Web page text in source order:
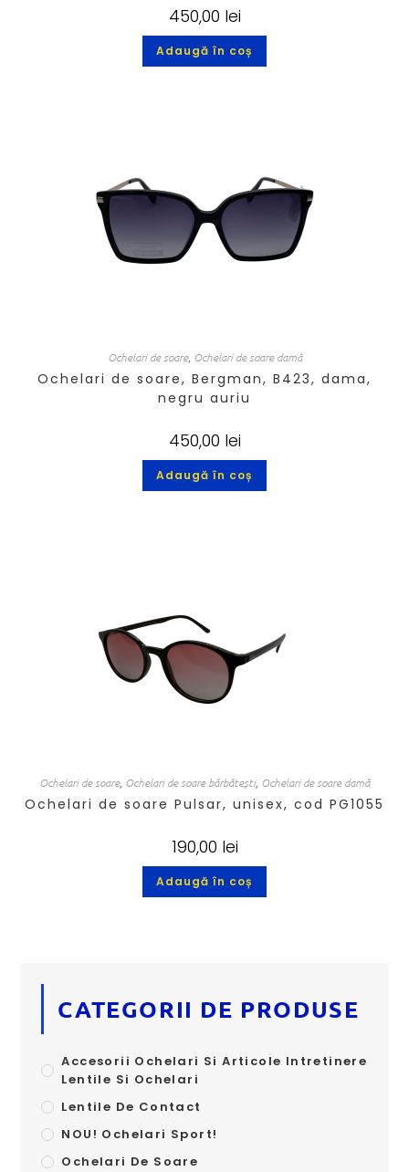
450,00 lei
Adaugă în coș
Ochelari de soare, Ochelari de soare damă
Ochelari de soare, Bergman, B423, dama,
negru auriu
450,00 lei
Adaugă în coș
Ochelari de soare, Ochelari de soare bărbătești, Ochelari de soare damă
Ochelari de soare Pulsar, unisex, cod PG1055
190,00 lei
Adaugă în coș
CATEGORII DE PRODUSE
Accesorii Ochelari Si Articole Intretinere
Lentile Si Ochelari
Lentile De Contact
NOU! Ochelari Sport!
Ochelari De Soare